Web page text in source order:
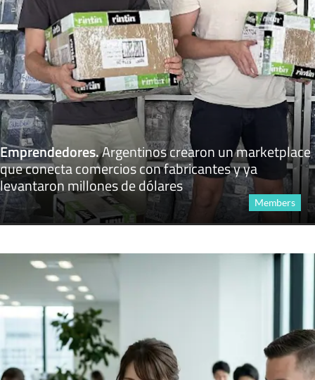
Emprendedores.Argentinos crearon un marketplace
que conecta comercios con fabricantes y ya
levantaron millones de dólares
Members